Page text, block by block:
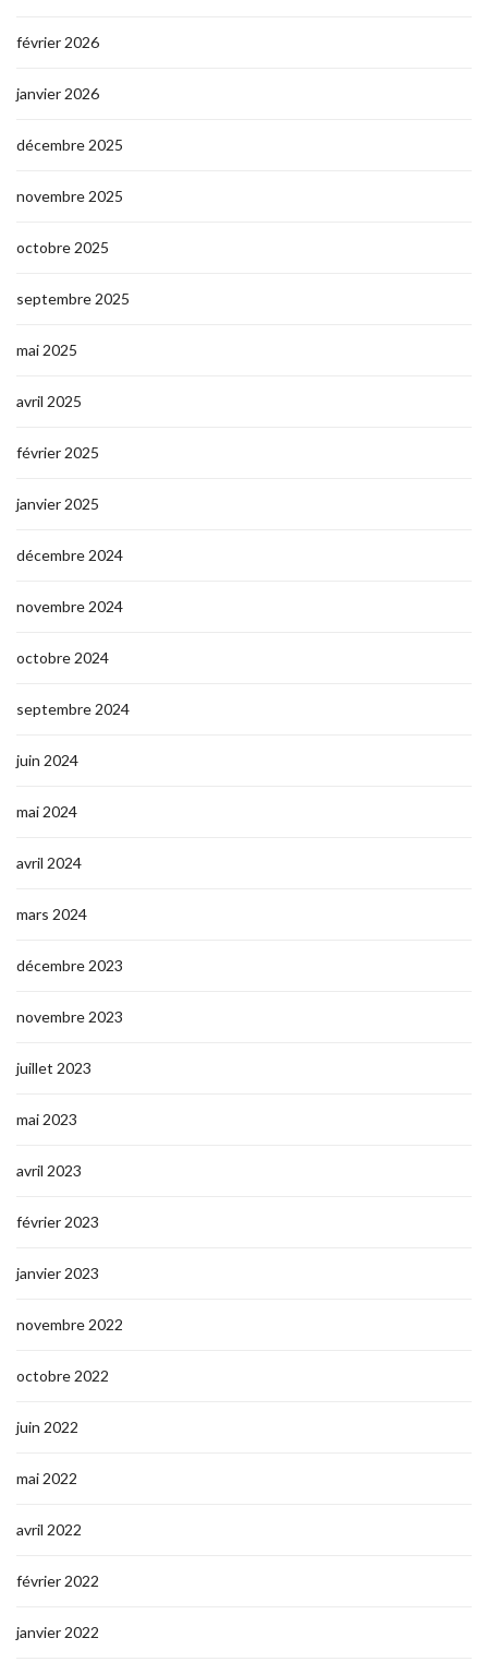
février 2026
janvier 2026
décembre 2025
novembre 2025
octobre 2025
septembre 2025
mai 2025
avril 2025
février 2025
janvier 2025
décembre 2024
novembre 2024
octobre 2024
septembre 2024
juin 2024
mai 2024
avril 2024
mars 2024
décembre 2023
novembre 2023
juillet 2023
mai 2023
avril 2023
février 2023
janvier 2023
novembre 2022
octobre 2022
juin 2022
mai 2022
avril 2022
février 2022
janvier 2022